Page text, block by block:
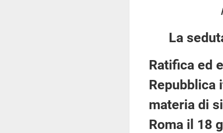
La
Ratifica ed
Repubblica
materia di
Roma il 18